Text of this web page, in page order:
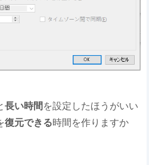
長い時間 を設定したほうがいい
復元できる時間を作りますか